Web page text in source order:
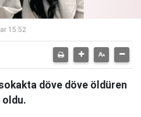
15:52
döve döve öldüren
oldu.